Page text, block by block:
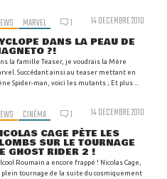
MARVEL 1 14 DECEMBRE 2010
DANS LA PEAU DE
?!
la famille Teaser, je voudrais la Mère
Succédant ainsi au teaser mettant en
Spider-man, voici les mutants ; Et plus ...
CINÉMA 1 14 DECEMBRE 2010
CAGE PÈTE LES
SUR LE TOURNAGE
GHOST RIDER 2 !
Roumain a encore frappé ! Nicolas Cage,
plein tournage de la suite du cosmiquement